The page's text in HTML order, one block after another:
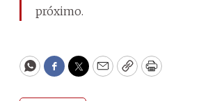
próximo.
WhatsApp
Facebook
Twitter
EmailCopyPrint